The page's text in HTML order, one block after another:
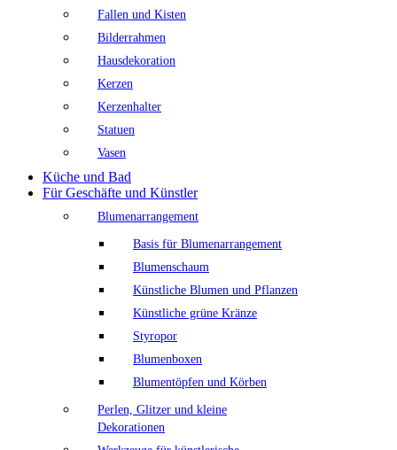
Fallen und Kisten
Bilderrahmen
Hausdekoration
Kerzen
Kerzenhalter
Statuen
Vasen
Küche und Bad
Für Geschäfte und Künstler
Blumenarrangement
Basis für Blumenarrangement
Blumenschaum
Künstliche Blumen und Pflanzen
Künstliche grüne Kränze
Styropor
Blumenboxen
Blumentöpfen und Körben
Perlen, Glitzer und kleine
Dekorationen